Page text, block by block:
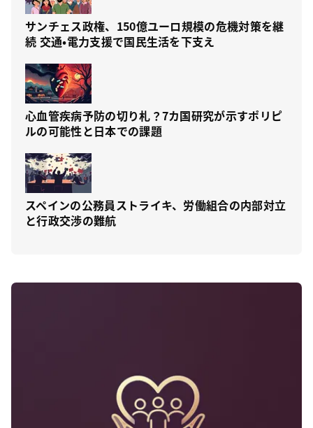
サンチェス政権、150億ユーロ規模の危機対策を継
続 交通・電力支援で国民生活を下支え
心血管疾病予防の切り札？7カ国研究が示すポリピ
ルの可能性と日本での課題
スペインの公務員ストライキ、労働組合の内部対立
と行政交渉の難航